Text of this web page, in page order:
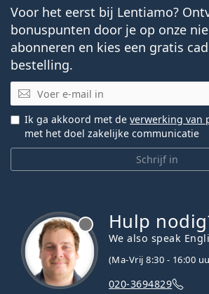
Voor het eerst bij Lentiamo?
bonuspunten door je op onze
abonneren en kies een gratis
bestelling.
E-mail
Schrijf in
Ik ga akkoord met de verwerking van
met het doel zakelijke communicatie
Hulp
We also speak
(Ma-Vrij 8:30 - 16:00
020-3694829